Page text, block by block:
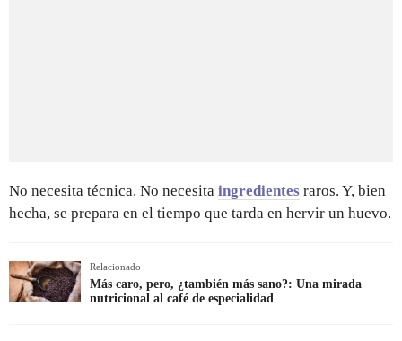
No necesita técnica. No necesita ingredientes raros. Y, bien
hecha, se prepara en el tiempo que tarda en hervir un huevo.
Relacionado
Más caro, pero, ¿también más sano?: Una mirada
nutricional al café de especialidad